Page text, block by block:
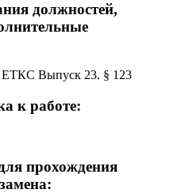
должностей,
ЕТКС Выпуск 23. § 123
к работе:
прохождения